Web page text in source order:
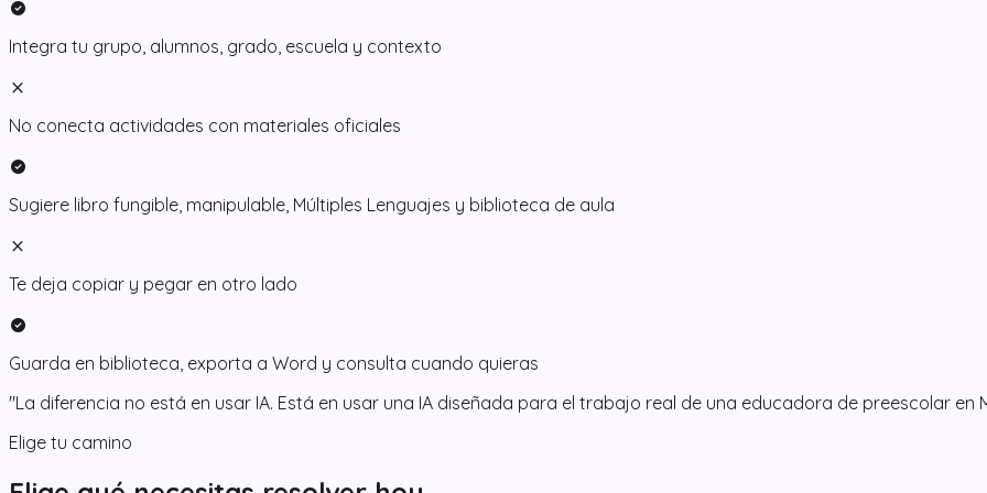
check_circle
Integra tu grupo, alumnos, grado, escuela y contexto
close
No conecta actividades con materiales oficiales
check_circle
Sugiere libro fungible, manipulable, Múltiples Lenguajes y biblioteca de aula
close
Te deja copiar y pegar en otro lado
check_circle
Guarda en biblioteca, exporta a Word y consulta cuando quieras
"La diferencia no está en usar IA. Está en usar una IA diseñada para el trabajo real de una educadora de preescolar en
Elige tu camino